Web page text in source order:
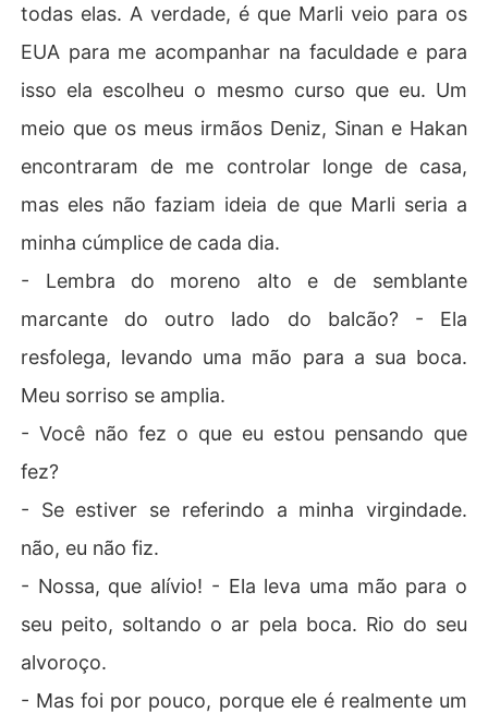
todas elas. A verdade, é que Marli veio para os
EUA para me acompanhar na faculdade e para
isso ela escolheu o mesmo curso que eu. Um
meio que os meus irmãos Deniz, Sinan e Hakan
encontraram de me controlar longe de casa,
mas eles não faziam ideia de que Marli seria a
minha cúmplice de cada dia.
- Lembra do moreno alto e de semblante
marcante do outro lado do balcão? - Ela
resfolega, levando uma mão para a sua boca.
Meu sorriso se amplia.
- Você não fez o que eu estou pensando que
fez?
- Se estiver se referindo a minha virgindade.
não, eu não fiz.
- Nossa, que alívio! - Ela leva uma mão para o
seu peito, soltando o ar pela boca. Rio do seu
alvoroço.
- Mas foi por pouco, porque ele é realmente um